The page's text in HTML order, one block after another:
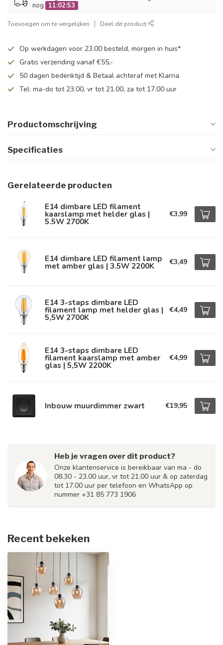
nog
11:02:52
Toevoegen om te vergelijken Deel dit product
Op werkdagen voor 23.00 besteld, morgen in huis*
Gratis verzending vanaf €55,-
50 dagen bedenktijd & Betaal achteraf met Klarna
Tel: ma-do tot 23.00, vr tot 21.00, za tot 17.00 uur
Productomschrijving
Specificaties
Gerelateerde producten
E14 dimbare LED filament
kaarslamp met helder glas |
5.5W 2700K
€3,99
E14 dimbare LED filament lamp
met amber glas | 3.5W 2200K €3,49
E14 3-staps dimbare LED
filament lamp met helder glas |
5,5W 2700K
€4,49
E14 3-staps dimbare LED
filament kaarslamp met amber
glas | 5,5W 2200K
€4,99
Inbouw muurdimmer zwart €19,95
Heb je vragen over dit product?
Onze klantenservice is bereikbaar van ma - do
08.30 - 23.00 uur, vr tot 21.00 uur & op zaterdag
tot 17.00 uur per telefoon en WhatsApp op
nummer +31 85 773 1906
Recent bekeken